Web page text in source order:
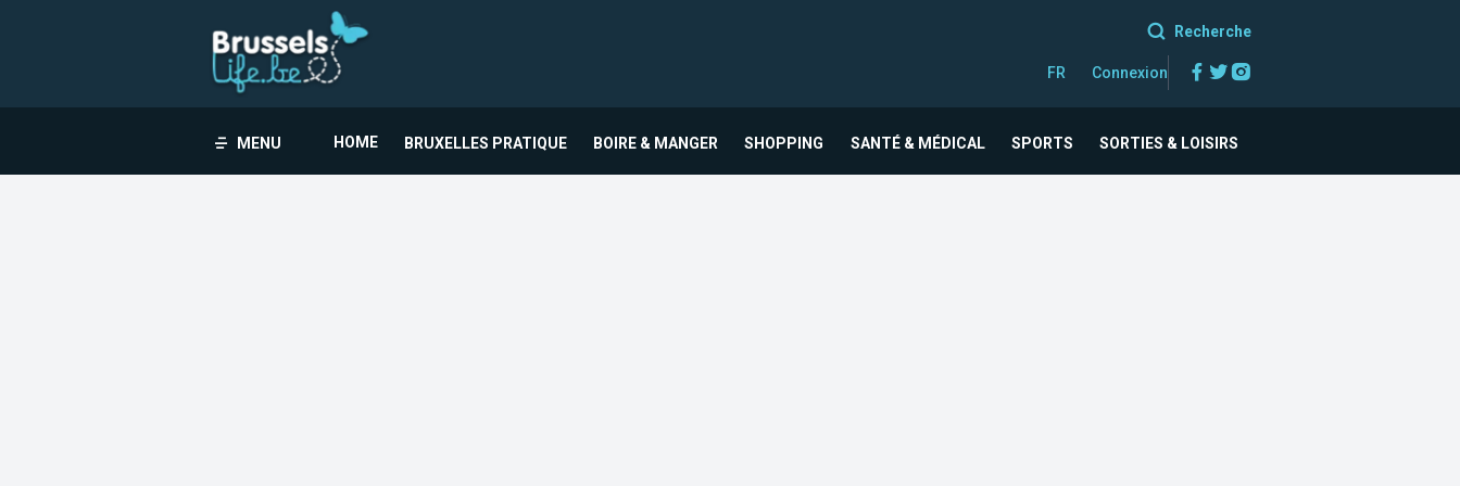
Recherche
FR Connexion Facebook
Twitter
MENU HOME BRUXELLES PRATIQUE BOIRE & MANGER SHOPPING SANTÉ & MÉDICAL SPORTS SORTIES & LOISIRS